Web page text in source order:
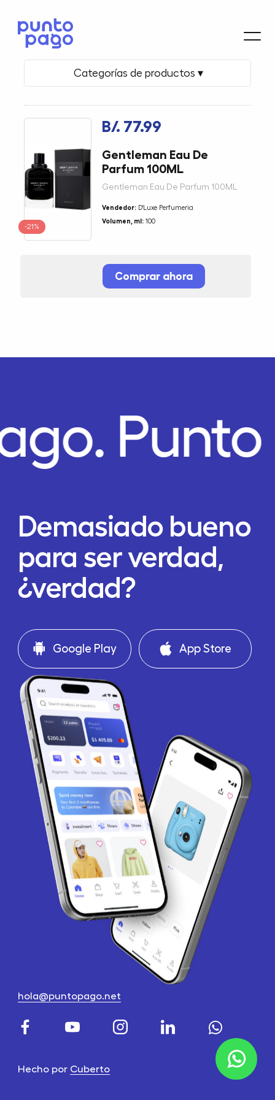
Categorías de productos ▾
-21%
B/. 77.99
Gentleman Eau De
Parfum 100ML
Gentleman Eau De Parfum 100ML
Vendedor: D'Luxe Perfumeria
Volumen, ml: 100
Comprar ahora
Demasiado bueno
para ser verdad,
¿verdad?
Google Play App Store
hola@puntopago.net
Hecho por Cuberto